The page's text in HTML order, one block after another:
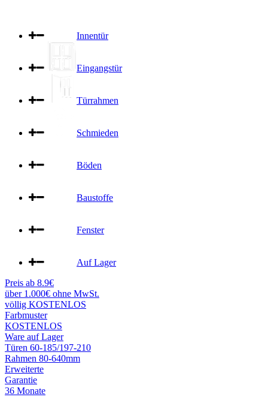
Innentür
Eingangstür
Türrahmen
Schmieden
Böden
Baustoffe
Fenster
Auf Lager
Preis ab 8.9€
über 1.000€ ohne MwSt.
völlig KOSTENLOS
Farbmuster
KOSTENLOS
Ware auf Lager
Türen 60-185/197-210
Rahmen 80-640mm
Erweiterte
Garantie
36 Monate